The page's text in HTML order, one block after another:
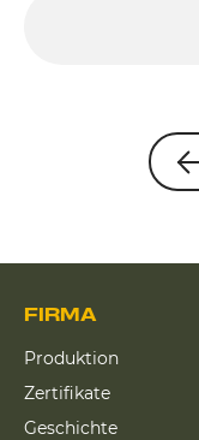
FIRMA
Produktion
Zertifikate
Geschichte